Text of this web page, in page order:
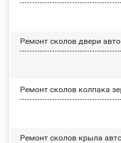
Ремонт сколов двери
Ремонт сколов колпака
Ремонт сколов крыла